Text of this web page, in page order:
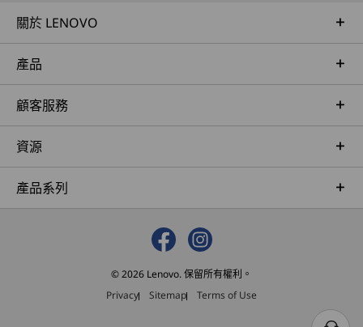
採用美國國防部 MIL-STD-810H，平衡 ThinkPad
這些裝置能在極端條件下運作，包括北極荒野、沙
漠沙塵暴、極端温度、壓力及震動等嚴苛變數。
ThinkPad TrackPoint 鍵盤（1.5 毫米鍵距）
TrackPad 配備 3 個按鈕 (115 毫米 x 61 毫米 / 4.53 吋 x
2.40 吋)
顏色
日食黑
頂蓋採用 50% 回收鋁金屬（A 面）
螢幕（B 面）周圍採用 50% 消費後物料 (PCC) 回收塑膠
鍵盤邊框（C 面）採用 50% 玻璃纖維 (GF) 及聚碳酸酯 (PC)
關於 LENOVO
產品
顧客服務
資源
產品系列
© 2026 Lenovo. 保留所有權利。
Privacy
Sitemap Terms of Use